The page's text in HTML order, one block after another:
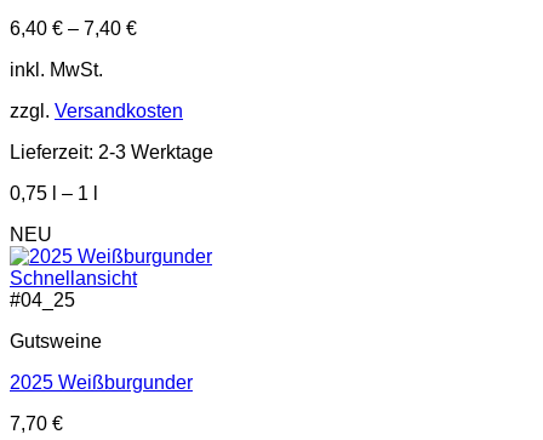
6,40 € – 7,40 €
inkl. MwSt.
zzgl. Versandkosten
Lieferzeit: 2-3 Werktage
0,75
– 1
NEU
Schnellansicht
#04_25
Gutsweine
2025 Weißburgunder
7,70 €